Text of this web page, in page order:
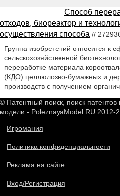
Способ
отходов, биореактор и
осуществления способа //
Группа изобретений относится к
сельскохозяйственной
переработке материала
(КДО) целлюлозно-бумажных и
производств с получением
© Патентный поиск, поиск патентов
модели - PoleznayaModel.RU 2012-
Игромания
Политика конфиденциальности
Реклама на сайте
Вход/Регистрация